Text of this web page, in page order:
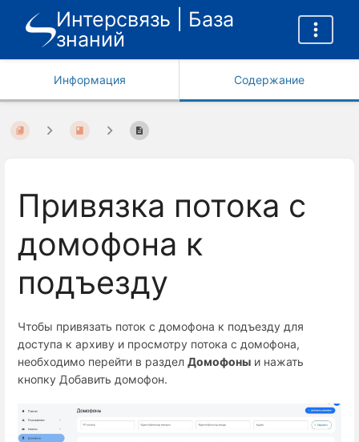
Интерсвязь | База
знаний
Информация Содержание
Привязка потока с
домофона к
подъезду
Чтобы привязать поток с домофона к подъезду для
доступа к архиву и просмотру потока с домофона,
необходимо перейти в раздел Домофоны и нажать
кнопку Добавить домофон.